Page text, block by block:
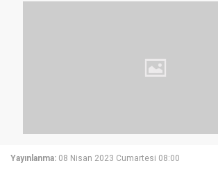
Yayınlanma: 08 Nisan 2023 Cumartesi 08:00